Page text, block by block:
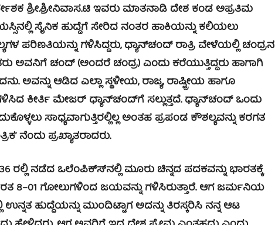
ಇವರು ಮಾತನಾಡಿ ದೇಶ ಕಂಡ ಅಪ್ರತಿಮ
ಸೈನಿಕ ಹುದ್ದೆಗೆ ಸೇರಿದ ನಂತರ ಹಾಕಿಯನ್ನು ಕಲಿಯಲು
ಪರಿಣತಿಯನ್ನು ಗಳಿಸಿದ್ದರು, ಧ್ಯಾನ್‍ಚಂದ್ ರಾತ್ರಿ ವೇಳೆಯಲ್ಲಿ ಚಂದ್ರನ
ಅವನಿಗೆ ಚಂದ್ (ಅಂದರೆ ಚಂದ್ರ) ಎಂದು ಕರೆಯುತ್ತಿದ್ದರು ಹಾಗಾಗಿ
ಅವನ್ನು ಆಡಿದ ಎಲ್ಲಾ ಸ್ಥಳೀಯ, ರಾಜ್ಯ, ರಾಷ್ಟ್ರೀಯ ಹಾಗೂ
ಕೀರ್ತಿ ಮೇಜರ್ ಧ್ಯಾನ್‍ಚಂದ್‍ಗೆ ಸಲ್ಲುತ್ತದೆ. ಧ್ಯಾನ್‍ಚಂದ್ ಒಂದು
ಸಾಧ್ಯವಾಗುತ್ತಿರಲ್ಲಿಲ್ಲ ಅಂತಹ ಪ್ರಪಂಡ ಕೌಶಲ್ಯವನ್ನು ಕರಗತ
ನೆಂದು ಪ್ರಖ್ಯಾತರಾದರು.
ನಡೆದ ಒಲೆಂಪಿಕ್ಸ್‍ನಲ್ಲಿ ಮೂರು ಚಿನ್ನದ ಪದಕವನ್ನು ಭಾರತಕ್ಕೆ
8–01 ಗೋಲುಗಳಿಂದ ಜಯವನ್ನು ಗಳಿಸಿರುತ್ತಾರೆ. ಆಗ ಜರ್ಮನಿಯ
ಹುದ್ದೆಯನ್ನು ಮುಂದಿಟ್ಟಾಗ ಅದನ್ನು ತಿರಸ್ಕರಿಸಿ ನನ್ನ ಆಟ